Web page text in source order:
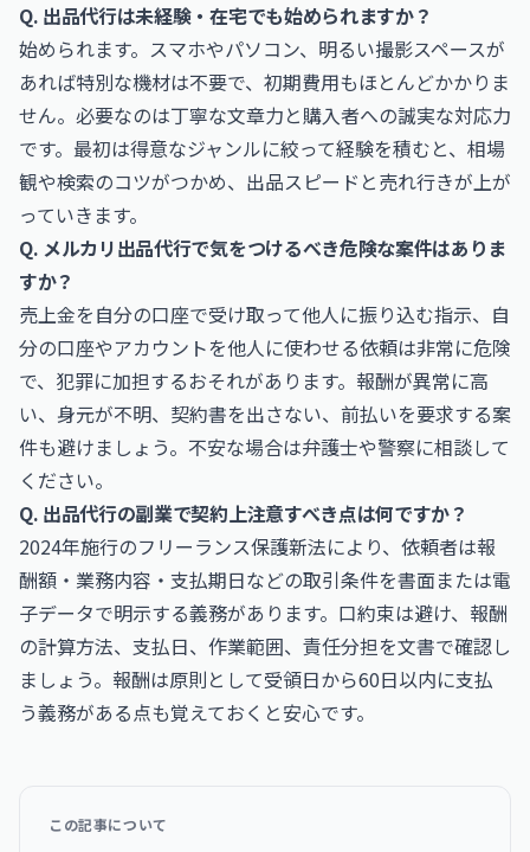
Q. 出品代行は未経験・在宅でも始められますか？
始められます。スマホやパソコン、明るい撮影スペースが
あれば特別な機材は不要で、初期費用もほとんどかかりま
せん。必要なのは丁寧な文章力と購入者への誠実な対応力
です。最初は得意なジャンルに絞って経験を積むと、相場
観や検索のコツがつかめ、出品スピードと売れ行きが上が
っていきます。
Q. メルカリ出品代行で気をつけるべき危険な案件はありま
すか？
売上金を自分の口座で受け取って他人に振り込む指示、自
分の口座やアカウントを他人に使わせる依頼は非常に危険
で、犯罪に加担するおそれがあります。報酬が異常に高
い、身元が不明、契約書を出さない、前払いを要求する案
件も避けましょう。不安な場合は弁護士や警察に相談して
ください。
Q. 出品代行の副業で契約上注意すべき点は何ですか？
2024年施行のフリーランス保護新法により、依頼者は報
酬額・業務内容・支払期日などの取引条件を書面または電
子データで明示する義務があります。口約束は避け、報酬
の計算方法、支払日、作業範囲、責任分担を文書で確認し
ましょう。報酬は原則として受領日から60日以内に支払
う義務がある点も覚えておくと安心です。
この記事について